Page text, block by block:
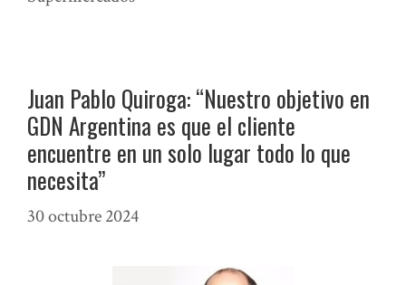
Juan Pablo Quiroga: “Nuestro objetivo en
GDN Argentina es que el cliente
encuentre en un solo lugar todo lo que
necesita”
30 octubre 2024